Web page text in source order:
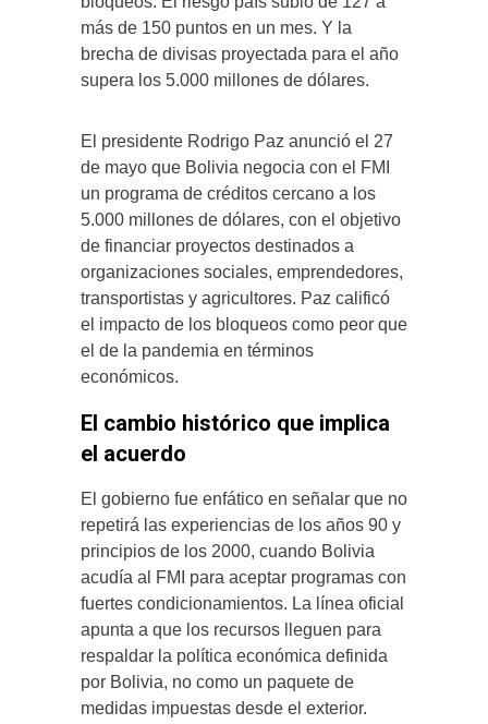
más de 150 puntos en un mes. Y la
brecha de divisas proyectada para el año
supera los 5.000 millones de dólares.
El presidente Rodrigo Paz anunció el 27
de mayo que Bolivia negocia con el FMI
un programa de créditos cercano a los
5.000 millones de dólares, con el objetivo
de financiar proyectos destinados a
organizaciones sociales, emprendedores,
transportistas y agricultores. Paz calificó
el impacto de los bloqueos como peor que
el de la pandemia en términos
económicos.
El cambio histórico que implica
el acuerdo
El gobierno fue enfático en señalar que no
repetirá las experiencias de los años 90 y
principios de los 2000, cuando Bolivia
acudía al FMI para aceptar programas con
fuertes condicionamientos. La línea oficial
apunta a que los recursos lleguen para
respaldar la política económica definida
por Bolivia, no como un paquete de
medidas impuestas desde el exterior.